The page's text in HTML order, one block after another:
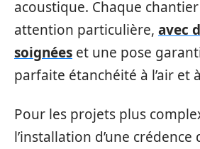
acoustique. Chaque chantier
attention particulière, avec
soignées et une pose
parfaite étanchéité à l’air et à
Pour les projets plus
l’installation d’une crédence